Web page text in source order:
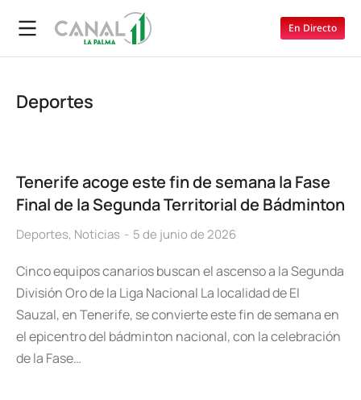
En Directo
Deportes
Tenerife acoge este fin de semana la Fase
Final de la Segunda Territorial de Bádminton
Deportes, Noticias 5 de junio de 2026
Cinco equipos canarios buscan el ascenso a la Segunda
División Oro de la Liga Nacional La localidad de El
Sauzal, en Tenerife, se convierte este fin de semana en
el epicentro del bádminton nacional, con la celebración
de la Fase…